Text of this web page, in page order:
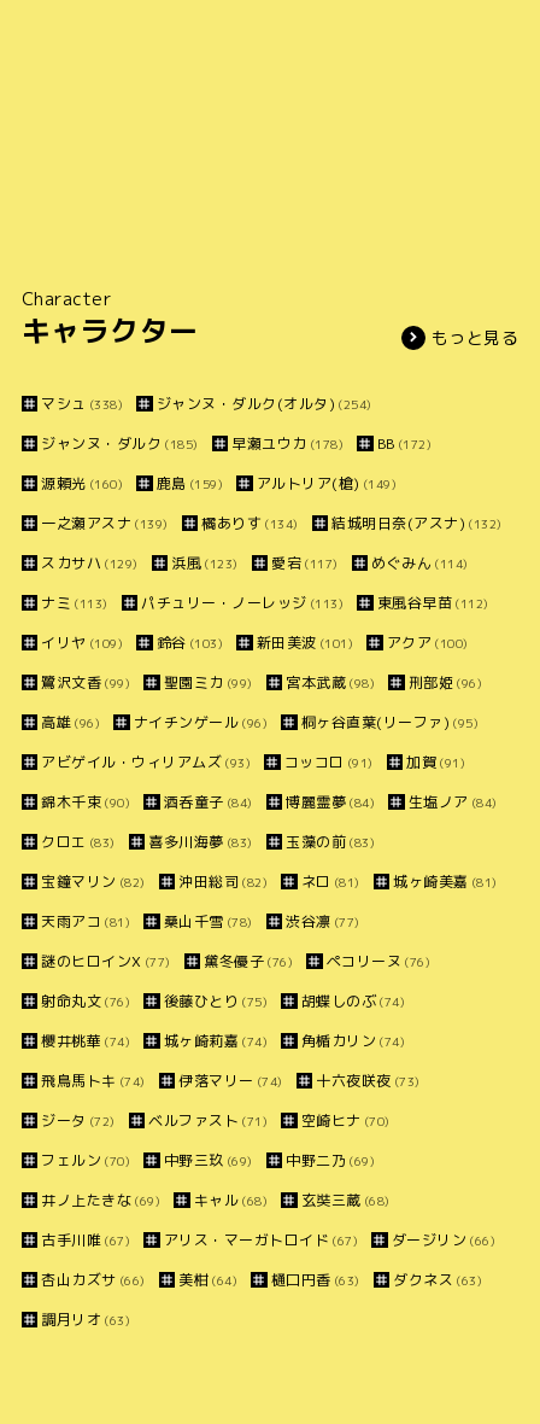
Character
キャラクター もっと見る
マシュ (338) ジャンヌ・ダルク(オルタ) (254)
ジャンヌ・ダルク (185) 早瀬ユウカ (178) BB (172)
源頼光 (160) 鹿島 (159) アルトリア(槍) (149)
一之瀬アスナ (139) 橘ありす (134) 結城明日奈(アスナ) (132)
スカサハ (129) 浜風 (123) 愛宕 (117) めぐみん (114)
ナミ (113) パチュリー・ノーレッジ (113) 東風谷早苗 (112)
イリヤ (109) 鈴谷 (103) 新田美波 (101) アクア (100)
鷺沢文香 (99) 聖園ミカ (99) 宮本武蔵 (98) 刑部姫 (96)
高雄 (96) ナイチンゲール (96) 桐ヶ谷直葉(リーファ) (95)
アビゲイル・ウィリアムズ (93) コッコロ (91) 加賀 (91)
錦木千束 (90) 酒呑童子 (84) 博麗霊夢 (84) 生塩ノア (84)
クロエ (83) 喜多川海夢 (83) 玉藻の前 (83)
宝鐘マリン (82) 沖田総司 (82) ネロ (81) 城ヶ崎美嘉 (81)
天雨アコ (81) 桑山千雪 (78) 渋谷凛 (77)
謎のヒロインX (77) 黛冬優子 (76) ペコリーヌ (76)
射命丸文 (76) 後藤ひとり (75) 胡蝶しのぶ(74)
櫻井桃華 (74) 城ヶ崎莉嘉 (74) 角楯カリン (74)
飛鳥馬トキ (74) 伊落マリー (74) 十六夜咲夜 (73)
ジータ (72) ベルファスト (71) 空崎ヒナ (70)
フェルン (70) 中野三玖 (69) 中野二乃 (69)
井ノ上たきな (69) キャル (68) 玄奘三蔵 (68)
古手川唯 (67) アリス・マーガトロイド (67) ダージリン (66)
杏山カズサ (66) 美柑 (64) 樋口円香 (63) ダクネス (63)
調月リオ (63)